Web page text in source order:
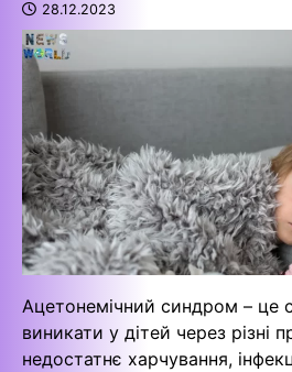
28.12.2023
Ацетонемічний синдром – це
виникати у дітей через різні
недостатнє харчування,